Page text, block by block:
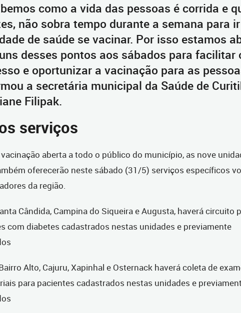
como a vida das pessoas é corrida e
não sobra tempo durante a semana para
de saúde se vacinar. Por isso estamos
desses pontos aos sábados para facilitar
e oportunizar a vacinação para as
a secretária municipal da Saúde de
Filipak.
serviços
aberta a todo o público do município, as nove
oferecerão neste sábado (31/5) serviços específicos
da região.
Cândida, Campina do Siqueira e Augusta, haverá circuito
com diabetes cadastrados nestas unidades e previamente
Alto, Cajuru, Xapinhal e Osternack haverá coleta de
para pacientes cadastrados nestas unidades e